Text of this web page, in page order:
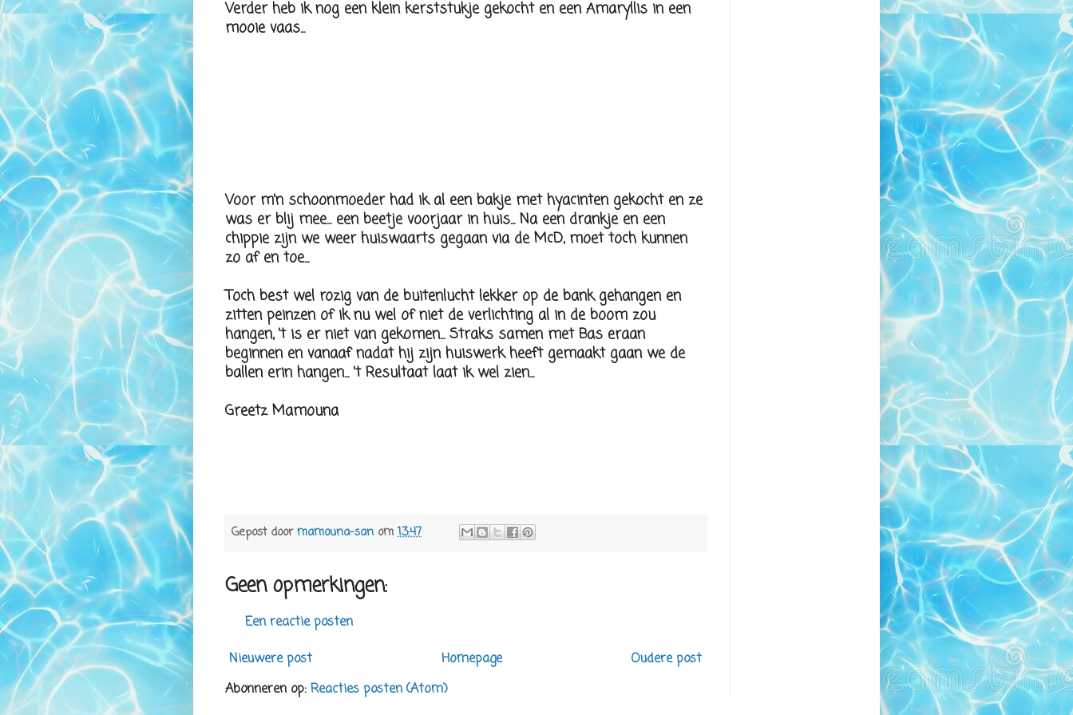
Verder heb ik nog een klein kerststukje gekocht en een Amaryllis in een
mooie vaas...
Voor m'n schoonmoeder had ik al een bakje met hyacinten gekocht en ze
was er blij mee... een beetje voorjaar in huis... Na een drankje en een
chippie zijn we weer huiswaarts gegaan via de McD, moet toch kunnen
zo af en toe...
Toch best wel rozig van de buitenlucht lekker op de bank gehangen en
zitten peinzen of ik nu wel of niet de verlichting al in de boom zou
hangen, 't is er niet van gekomen... Straks samen met Bas eraan
beginnen en vanaaf nadat hij zijn huiswerk heeft gemaakt gaan we de
ballen erin hangen... 't Resultaat laat ik wel zien...
Greetz Mamouna
Gepost doormamouna-san om 13:47
Geen opmerkingen:
Een reactie posten
Nieuwere post
Oudere post
Homepage
Abonneren op: Reacties posten (Atom)